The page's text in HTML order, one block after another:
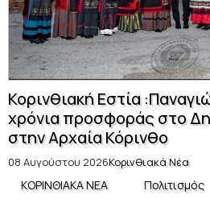
Κορινθιακή Εστία
χρόνια προσφοράς στο
στην Αρχαία Κόρινθο
08 Αυγούστου 2026Κορινθιακά Νέα
ΚΟΡΙΝΘΙΑΚΑ ΝΕΑ Πολιτισμός